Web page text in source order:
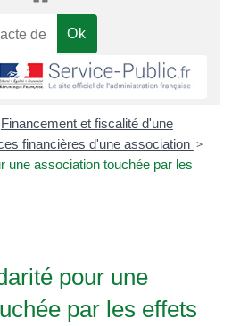
Financement et fiscalité d'une
financières d'une association >
une association touchée par les
pour une
par les effets